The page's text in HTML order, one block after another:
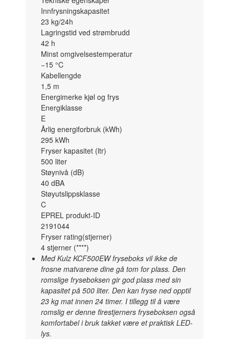
Innfrysningskapasitet
23 kg/24h
Lagringstid ved strømbrudd
42 h
Minst omgivelsestemperatur
−15 °C
Kabellengde
1,5 m
Energimerke kjøl og frys
Energiklasse
E
Årlig energiforbruk (kWh)
295 kWh
Fryser kapasitet (ltr)
500 liter
Støynivå (dB)
40 dBA
Støyutslippsklasse
C
EPREL produkt-ID
2191044
Fryser rating(stjerner)
4 stjerner (****)
Med Kulz KCF500EW fryseboks vil ikke de
frosne matvarene dine gå tom for plass. Den
romslige fryseboksen gir god plass med sin
kapasitet på 500 liter. Den kan fryse ned opptil
23 kg mat innen 24 timer. I tillegg til å være
romslig er denne firestjerners fryseboksen også
komfortabel i bruk takket være et praktisk LED-
lys.